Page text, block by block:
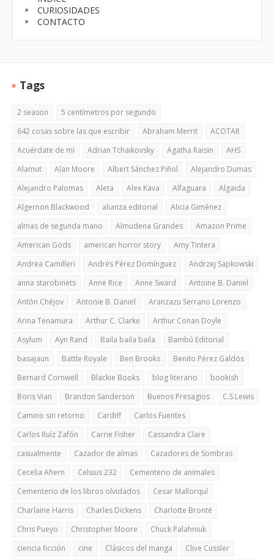
CURIOSIDADES
CONTACTO
Tags
2 season
5 centímetros por segundo
642 cosas sobre las que escribir
Abraham Merrit
ACOTAR
Acuérdate de mí
Adrian Tchaikovsky Agatha Raisin
AHS
Alamut
Alan Moore Albert Sánchez Piñol
Alejandro Dumas
Alejandro Palomas
Aleta Alex Kava Alfaguara
Algaida
Algernon Blackwood
alianza editorial
Alicia Giménez
almas de segunda mano
Almudena Grandes
Amazon Prime
American Gods
american horror story
Amy Tintera
Andrea Camilleri
Andrés Pérez Domínguez
Andrzej Sapkowski
anna starobinets
Anne Rice Anne Sward
Antoine B. Daniel
Antón Chéjov
Antonie B. Daniel
Aranzazu Serrano Lorenzo
Arina Tenamura
Arthur C. Clarke
Arthur Conan Doyle
Asylum
Ayn Rand Baila baila baila
Bambú Editorial
basajaun
Battle Royale Ben Brooks
Benito Pérez Galdós
Bernard Cornwell
Blackie Books blog literario
bookish
Boris Vian
Brandon Sanderson Buenos Presagios
C.S.Lewis
Camino sin retorno
Cardiff
Carlos Fuentes
Carlos Ruíz Zafón
Carrie Fisher
Cassandra Clare
casualmente
Cazador de almas
Cazadores de Sombras
Cecelia Ahern
Celsius 232
Cementerio de animales
Cementerio de los libros olvidados
Cesar Mallorquí
Charlaine Harris
Charles Dickens
Charlotte Brontë
Chris Pueyo
Christopher Moore
Chuck Palahniuk
ciencia ficción
cine Clásicos del manga
Clive Cussler